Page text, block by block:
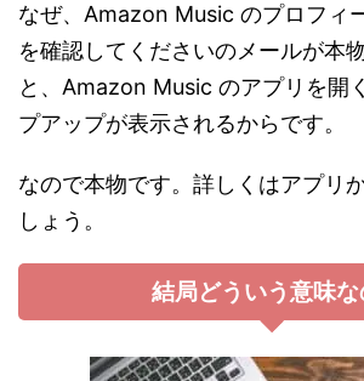
なぜ、Amazon Music のプロフィ
を確認してくださいのメールが本
と、Amazon Music のアプリを開
プアップが表示されるからです。
なので本物です。詳しくはアプリ
しょう。
結局どういう意味な